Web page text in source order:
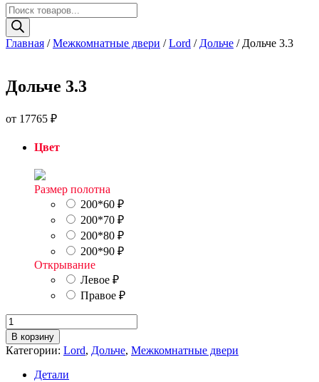
Поиск
товаров
Главная /Межкомнатные двери /Lord / Дольче / Дольче 3.3
Дольче 3.3
от 17765 ₽
Цвет
Размер полотна
200*60 ₽
200*70 ₽
200*80 ₽
200*90 ₽
Открывание
Левое ₽
Правое ₽
Количество
товара
Дольче
3.3
В корзину
Категории: Lord, Дольче, Межкомнатные двери
Детали